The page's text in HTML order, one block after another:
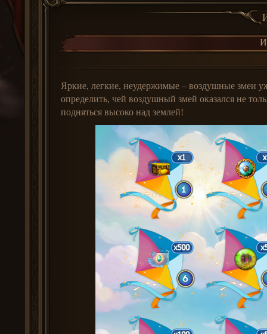
Яркие, легкие, неудержимые – воздушные змеи
определить, чей воздушный змей оказался не
подняться высоко над землей!